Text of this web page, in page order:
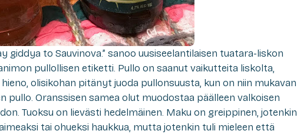
giddya to Sauvinova.” sanoo uusiseelantilaisen tuatara-liskon
pullollisen etiketti. Pullo on saanut vaikutteita liskolta,
olisikohan pitänyt juoda pullonsuusta, kun on niin mukavan
pullo. Oranssisen samea olut muodostaa päälleen valkoisen
Tuoksu on lievästi hedelmäinen. Maku on greippinen, jotenkin
tai ohueksi haukkua, mutta jotenkin tuli mieleen että